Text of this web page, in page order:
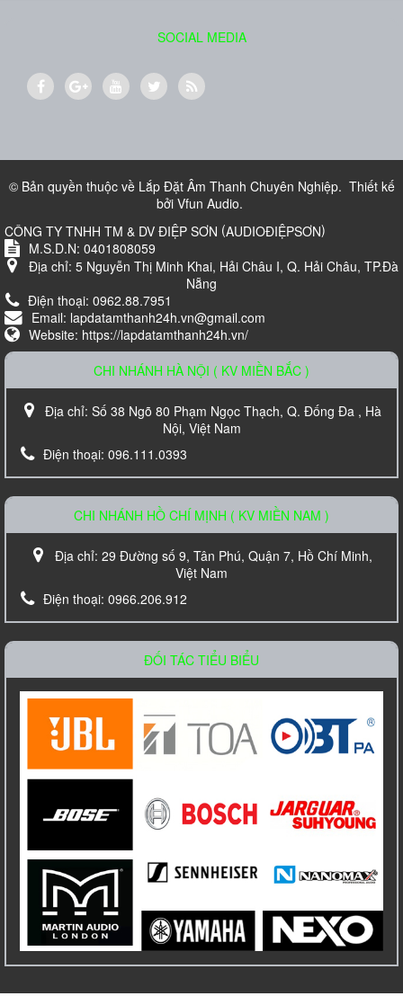
700.000 VND
Loa Karaoke Nanomax JB-625
Liên hệ
Loa âm trần TOA PC-648R
Liên hệ
Amply Bosch PLE 1ME 120 EU Công Suất
Liên hệ
SOCIAL MEDIA
© Bản quyền thuộc về Lắp Đặt Âm Thanh Chuyên Nghiệp. Thiết kế
bởi Vfun Audio.
CÔNG TY TNHH TM & DV ĐIỆP SƠN (AUDIOĐIỆPSƠN)
M.S.D.N: 0401808059
Địa chỉ: 5 Nguyễn Thị Minh Khai, Hải Châu I, Q. Hải Châu, TP.Đà
Nẵng
Điện thoại: 0962.88.7951
Email: lapdatamthanh24h.vn@gmail.com
Website: https://lapdatamthanh24h.vn/
CHI NHÁNH HÀ NỘI ( KV MIỀN BẮC )
Địa chỉ: Số 38 Ngõ 80 Phạm Ngọc Thạch, Q. Đống Đa , Hà
Nội, Việt Nam
Điện thoại: 096.111.0393
CHI NHÁNH HỒ CHÍ MỊNH ( KV MIỀN NAM )
Địa chỉ: 29 Đường số 9, Tân Phú, Quận 7, Hồ Chí Minh,
Việt Nam
Điện thoại: 0966.206.912
ĐỐI TÁC TIỂU BIỂU